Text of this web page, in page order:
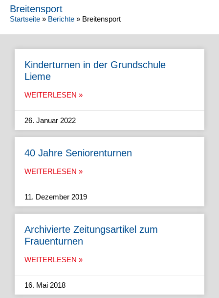
Breitensport
Startseite » Berichte » Breitensport
Kinderturnen in der Grundschule
Lieme
WEITERLESEN »
26. Januar 2022
40 Jahre Seniorenturnen
WEITERLESEN »
11. Dezember 2019
Archivierte Zeitungsartikel zum
Frauenturnen
WEITERLESEN »
16. Mai 2018